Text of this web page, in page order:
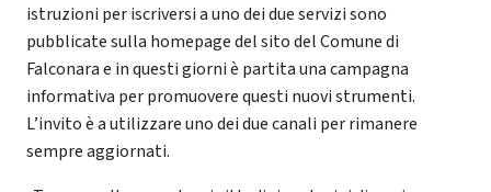
istruzioni per iscriversi a uno dei due servizi sono
pubblicate sulla homepage del sito del Comune di
Falconara e in questi giorni è partita una campagna
informativa per promuovere questi nuovi strumenti.
L’invito è a utilizzare uno dei due canali per rimanere
sempre aggiornati.